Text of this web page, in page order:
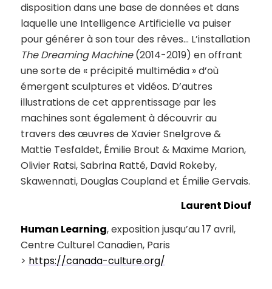
disposition dans une base de données et dans
laquelle une Intelligence Artificielle va puiser
pour générer à son tour des rêves… L’installation
The Dreaming Machine(2014-2019) en offrant
une sorte de « précipité multimédia » d’où
émergent sculptures et vidéos. D’autres
illustrations de cet apprentissage par les
machines sont également à découvrir au
travers des œuvres de Xavier Snelgrove &
Mattie Tesfaldet, Émilie Brout & Maxime Marion,
Olivier Ratsi, Sabrina Ratté, David Rokeby,
Skawennati, Douglas Coupland et Émilie Gervais.
Laurent Diouf
Human Learning, exposition jusqu’au 17 avril,
Centre Culturel Canadien, Paris
> https://canada-culture.org/